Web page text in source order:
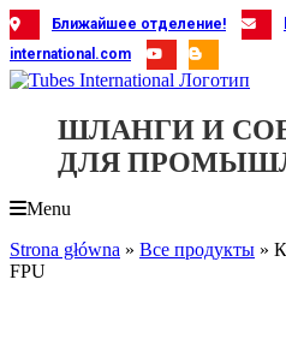
Skip
to
content
Ближайшее отделение!
international.com
ШЛАНГИ И
ДЛЯ
Menu
Strona główna » Все продукты »
FPU